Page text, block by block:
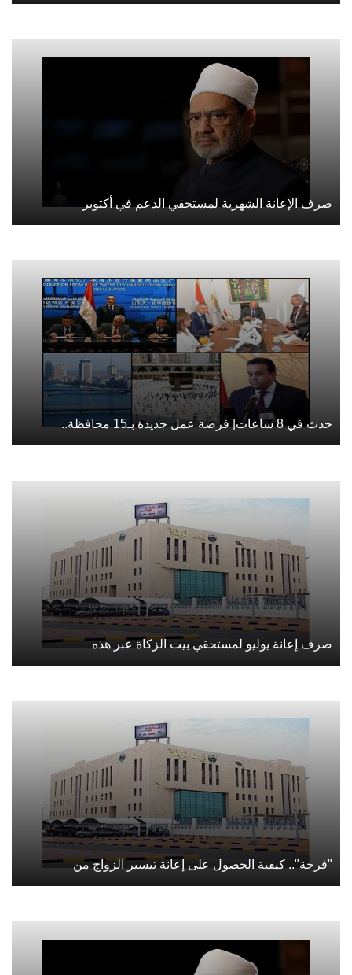
صرف الإعانة الشهرية لمستحقي الدعم في أكتوبر
حدث في 8 ساعات| فرصة عمل جديدة بـ15 محافظة..
صرف إعانة يوليو لمستحقي بيت الزكاة عبر هذه
"فرحة".. كيفية الحصول على إعانة تيسير الزواج من